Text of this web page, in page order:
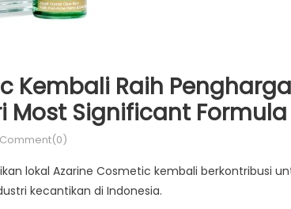
Kembali Raih
Most Significant Formula
Comment(0)
lokal Azarine Cosmetic kembali berkontribusi
kecantikan di Indonesia.